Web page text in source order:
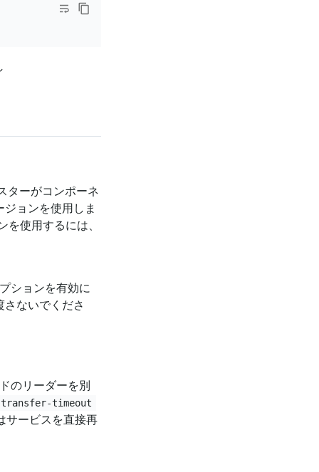
ターがコンポーネ
ョンを使用しま
使用するには、
ションを有効に
ないでくださ
のリーダーを別
timeout
サービスを直接再